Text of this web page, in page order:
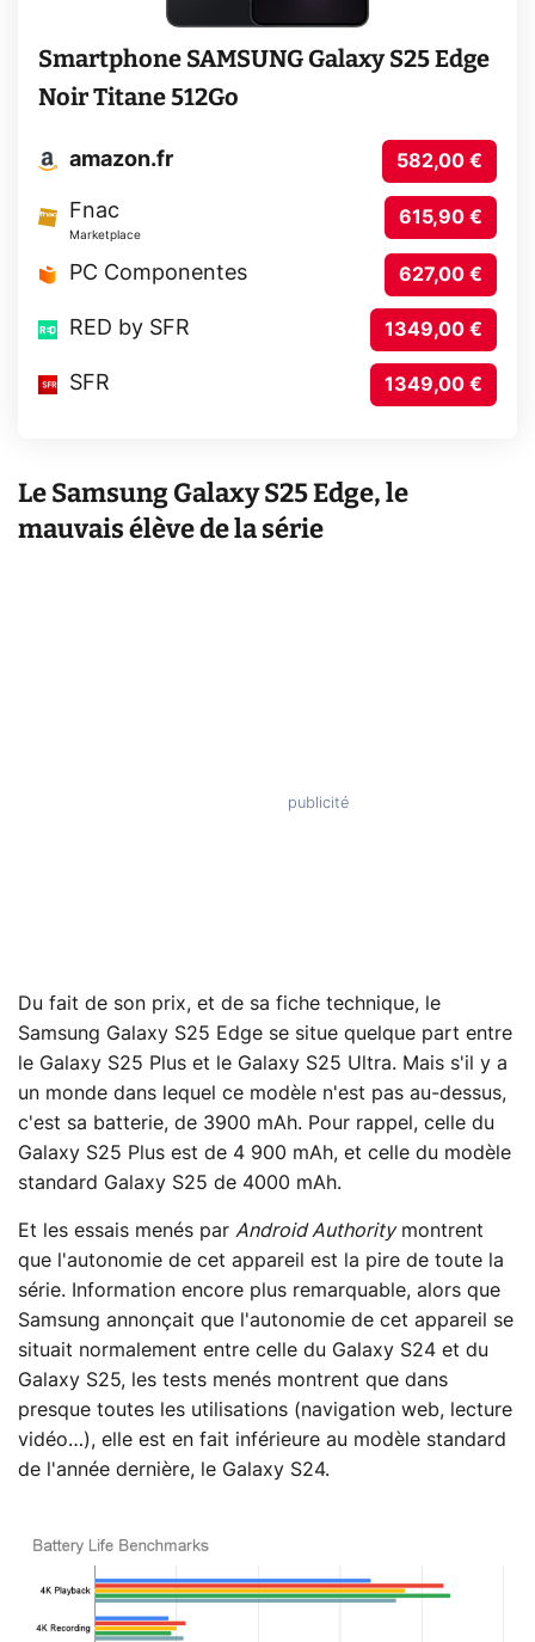
Smartphone SAMSUNG Galaxy S25 Edge
Noir Titane 512Go
amazon.fr 582,00 €
Fnac
Marketplace
615,90 €
PC Componentes 627,00 €
RED by SFR 1349,00 €
SFR 1349,00 €
Le Samsung Galaxy S25 Edge, le
mauvais élève de la série
Du fait de son prix, et de sa fiche technique, le
Samsung Galaxy S25 Edge se situe quelque part entre
le Galaxy S25 Plus et le Galaxy S25 Ultra. Mais s'il y a
un monde dans lequel ce modèle n'est pas au-dessus,
c'est sa batterie, de 3900 mAh. Pour rappel, celle du
Galaxy S25 Plus est de 4 900 mAh, et celle du modèle
standard Galaxy S25 de 4000 mAh.
Et les essais menés par Android Authoritymontrent
que l'autonomie de cet appareil est la pire de toute la
série. Information encore plus remarquable, alors que
Samsung annonçait que l'autonomie de cet appareil se
situait normalement entre celle du Galaxy S24 et du
Galaxy S25, les tests menés montrent que dans
presque toutes les utilisations (navigation web, lecture
vidéo…), elle est en fait inférieure au modèle standard
de l'année dernière, le Galaxy S24.